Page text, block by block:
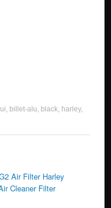
, billet-alu, black, harley,
Air Filter Harley
Cleaner Filter